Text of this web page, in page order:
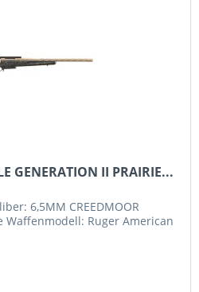
GENERATION II PRAIRIE...
6,5MM CREEDMOOR
Ruger American